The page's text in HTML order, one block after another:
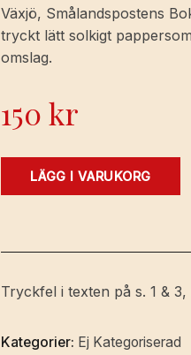
Växjö, Smålandspostens
tryckt lätt solkigt
omslag.
150kr
pengar?
ur
den
LÄGG I VARUKORG
Tryckfel i texten på s. 1 &
Kategorier: Ej Kategoriserad